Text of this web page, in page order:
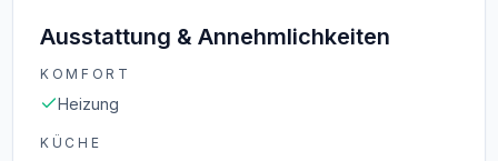
Ausstattung & Annehmlichkeiten
KOMFORT
Heizung
KÜCHE